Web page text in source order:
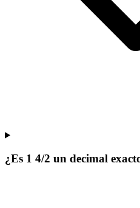
¿Es 1 4/2 un decimal